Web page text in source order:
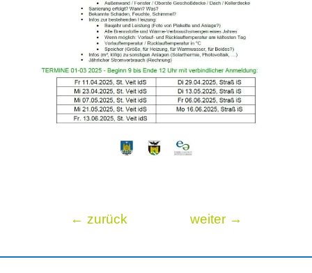
← zurück weiter →